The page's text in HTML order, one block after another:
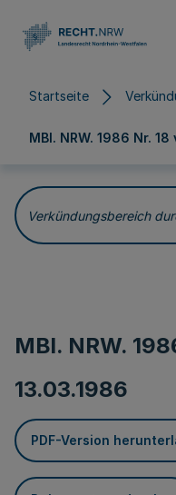
Startseite
MBl. NRW. 1986 Nr. 18
Verkündungsbereich
MBl. NRW.
13.03.1986
PDF-Version